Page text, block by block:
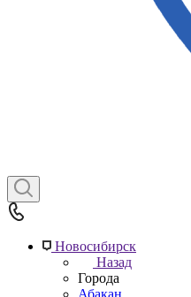
Новосибирск
Назад
Города
Абакан